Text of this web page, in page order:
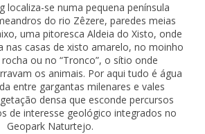
localiza-se numa pequena península
do rio Zêzere, paredes meias
uma pitoresca Aldeia do Xisto, onde
nas casas de xisto amarelo, no moinho
ou no “Tronco”, o sítio onde
os animais. Por aqui tudo é água
entre gargantas milenares e vales
densa que esconde percursos
de interesse geológico integrados no
Geopark Naturtejo.